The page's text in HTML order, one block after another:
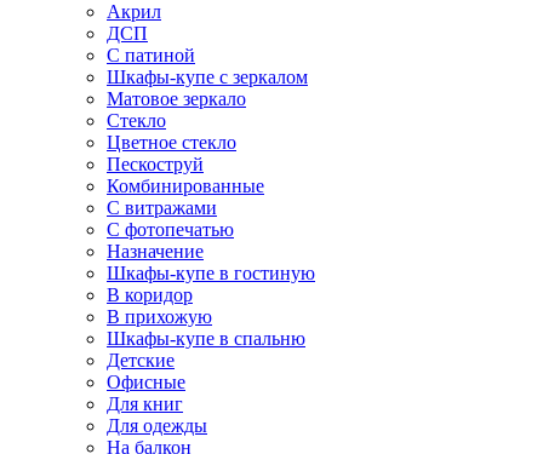
Акрил
ДСП
С патиной
Шкафы-купе с зеркалом
Матовое зеркало
Стекло
Цветное стекло
Пескоструй
Комбинированные
С витражами
С фотопечатью
Назначение
Шкафы-купе в гостиную
В коридор
В прихожую
Шкафы-купе в спальню
Детские
Офисные
Для книг
Для одежды
На балкон